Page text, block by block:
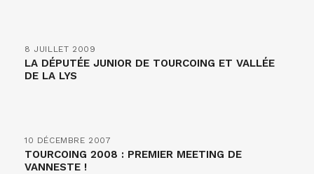
8 JUILLET 2009
LA DÉPUTÉE JUNIOR DE TOURCOING ET VALLÉE
DE LA LYS
10 DÉCEMBRE 2007
TOURCOING 2008 : PREMIER MEETING DE
VANNESTE !